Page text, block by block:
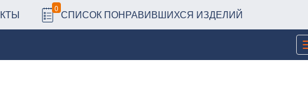
0 СПИСОК ПОНРАВИВШИХСЯ ИЗДЕЛИЙ